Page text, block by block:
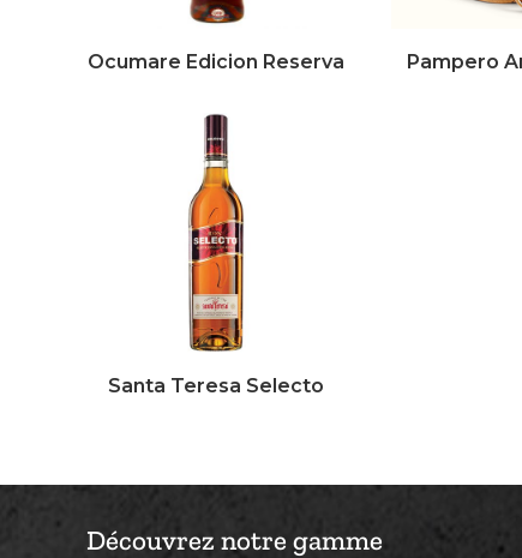
Ocumare Edicion Reserva Pampero
Santa Teresa Selecto
Découvrez notre gamme